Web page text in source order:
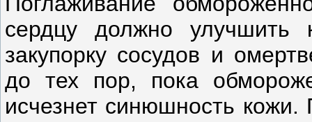
сердцу должно улучшить
закупорку сосудов и
до тех пор, пока
исчезнет синюшность